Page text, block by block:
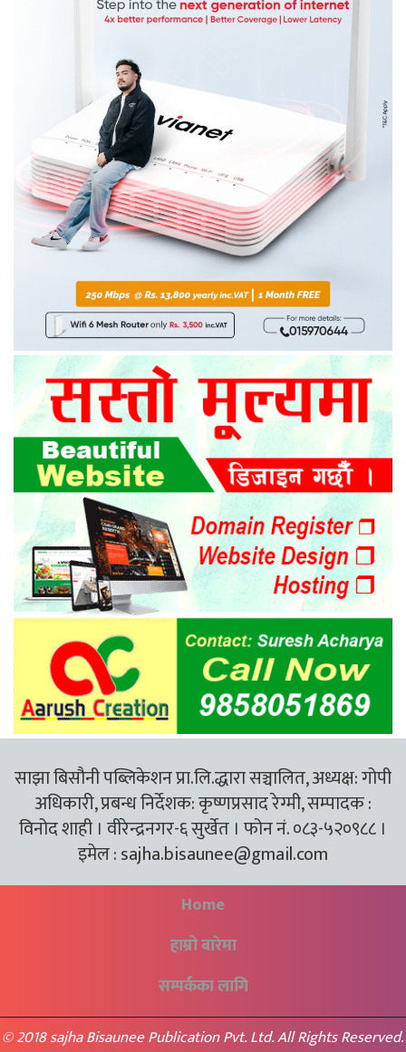
साझा बिसौनी पब्लिकेशन प्रा.लि.द्धारा सञ्चालित, अध्यक्ष: गोपी
अधिकारी, प्रबन्ध निर्देशक: कृष्णप्रसाद रेग्मी, सम्पादक :
विनोद शाही । वीरेन्द्रनगर-६ सुर्खेत । फोन नं. ०८३-५२०९८८ ।
इमेल :sajha.bisaunee@gmail.com
Home
हाम्रो बारेमा
सम्पर्कका लागि
© 2018 sajha Bisaunee Publication Pvt. Ltd. All Rights Reserved.